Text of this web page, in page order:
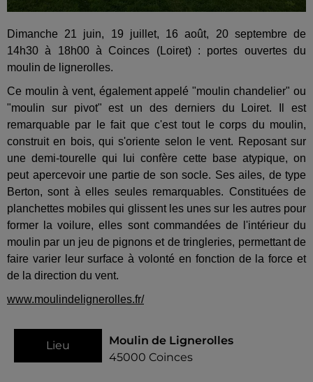
Dimanche 21 juin, 19 juillet, 16 août, 20 septembre de
14h30 à 18h00 à Coinces (Loiret) : portes ouvertes du
moulin de lignerolles.
Ce moulin à vent, également appelé "moulin chandelier" ou
"moulin sur pivot" est un des derniers du Loiret. Il est
remarquable par le fait que c'est tout le corps du moulin,
construit en bois, qui s'oriente selon le vent. Reposant sur
une demi-tourelle qui lui confère cette base atypique, on
peut apercevoir une partie de son socle. Ses ailes, de type
Berton, sont à elles seules remarquables. Constituées de
planchettes mobiles qui glissent les unes sur les autres pour
former la voilure, elles sont commandées de l'intérieur du
moulin par un jeu de pignons et de tringleries, permettant de
faire varier leur surface à volonté en fonction de la force et
de la direction du vent.
www.moulindelignerolles.fr/
Lieu
Moulin de Lignerolles
45000 Coinces